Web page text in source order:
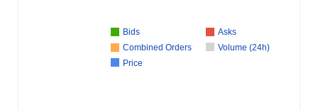
Bids
Asks
Combined Orders
Volume (24h)
Price